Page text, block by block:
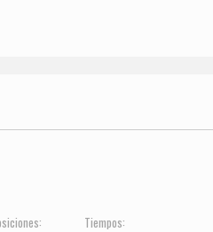
Tiempos: